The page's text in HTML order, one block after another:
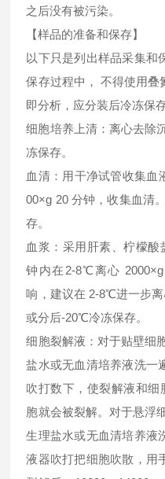
之后没有被污染。
【样品的准备和保存】
以下只是列出样品采集和
保存过程中， 不得使用叠
即分析，应分装后冷冻保
细胞培养上清：离心去除
冻保存。
血清：用干净试管收集血
00×g 20 分钟，收集血清
存。
血浆：采用肝素、柠檬酸
钟内在2-8℃离心
响，建议在 2-8℃进一步
或分后-20℃冷冻保存。
细胞裂解液：对于贴壁细
盐水或无血清培养液洗一
吹打数下，使裂解液和
胞就会被裂解。对于悬浮
生理盐水或无血清培养液
液器吹打把细胞吹散，用